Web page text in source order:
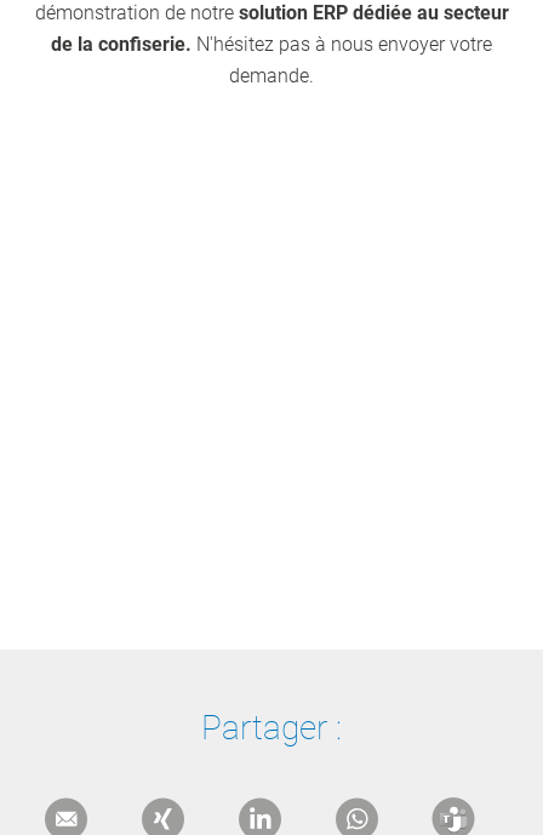
démonstration de notre solution ERP dédiée au secteur
de la confiserie. N'hésitez pas à nous envoyer votre
demande.
Partager :